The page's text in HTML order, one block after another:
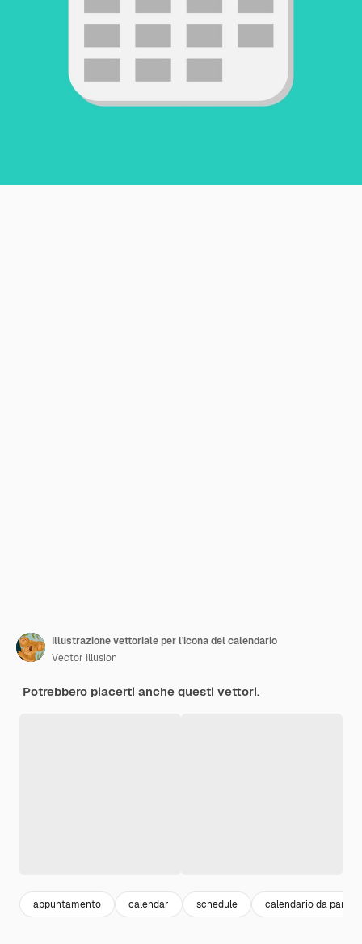
Illustrazione vettoriale per l'icona del calendario
Vector Illusion
Potrebbero piacerti anche questi vettori.
appuntamento calendar schedule calendario da parete